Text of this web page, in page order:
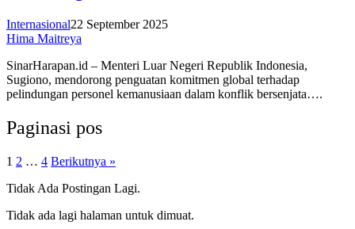
Internasional22 September 2025
Hima Maitreya
SinarHarapan.id – Menteri Luar Negeri Republik Indonesia,
Sugiono, mendorong penguatan komitmen global terhadap
pelindungan personel kemanusiaan dalam konflik bersenjata….
Paginasi pos
1 2 … 4 Berikutnya »
Tidak Ada Postingan Lagi.
Tidak ada lagi halaman untuk dimuat.